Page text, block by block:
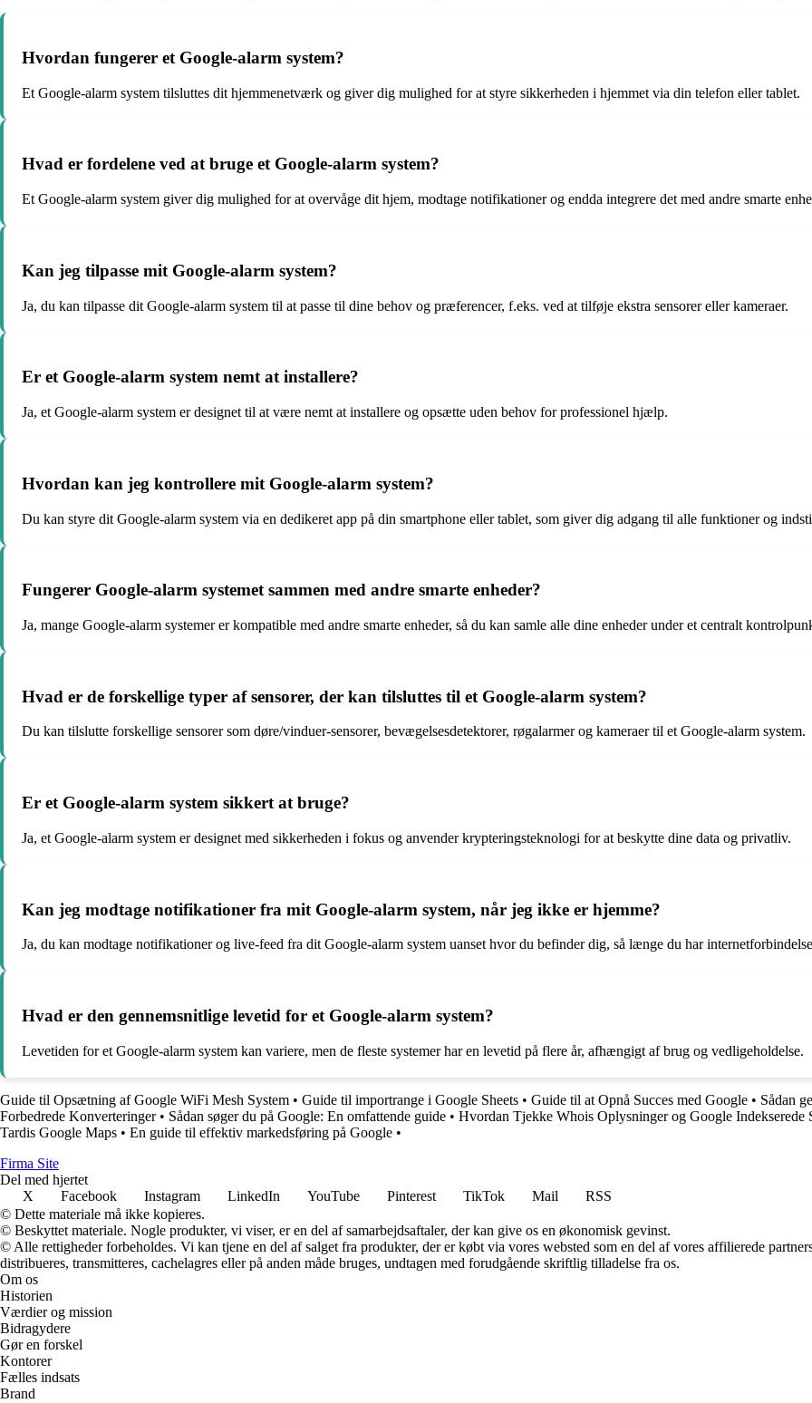
Hvordan fungerer et Google-alarm system?
Et Google-alarm system tilsluttes dit hjemmenetværk og giver dig mulighed for at styre sikkerheden i hjemmet via din telefon eller tablet.
Hvad er fordelene ved at bruge et Google-alarm system?
Et Google-alarm system giver dig mulighed for at overvåge dit hjem, modtage notifikationer og endda integrere det med andre smarte
Kan jeg tilpasse mit Google-alarm system?
Ja, du kan tilpasse dit Google-alarm system til at passe til dine behov og præferencer, f.eks. ved at tilføje ekstra sensorer eller kameraer.
Er et Google-alarm system nemt at installere?
Ja, et Google-alarm system er designet til at være nemt at installere og opsætte uden behov for professionel hjælp.
Hvordan kan jeg kontrollere mit Google-alarm system?
Du kan styre dit Google-alarm system via en dedikeret app på din smartphone eller tablet, som giver dig adgang til alle funktioner og
Fungerer Google-alarm systemet sammen med andre smarte enheder?
Ja, mange Google-alarm systemer er kompatible med andre smarte enheder, så du kan samle alle dine enheder under et centralt
Hvad er de forskellige typer af sensorer, der kan tilsluttes til et Google-alarm system?
Du kan tilslutte forskellige sensorer som døre/vinduer-sensorer, bevægelsesdetektorer, røgalarmer og kameraer til et Google-alarm system.
Er et Google-alarm system sikkert at bruge?
Ja, et Google-alarm system er designet med sikkerheden i fokus og anvender krypteringsteknologi for at beskytte dine data og privatliv.
Kan jeg modtage notifikationer fra mit Google-alarm system, når jeg ikke er hjemme?
Ja, du kan modtage notifikationer og live-feed fra dit Google-alarm system uanset hvor du befinder dig, så længe du har
Hvad er den gennemsnitlige levetid for et Google-alarm system?
Levetiden for et Google-alarm system kan variere, men de fleste systemer har en levetid på flere år, afhængigt af brug og vedligeholdelse.
Guide til Opsætning af Google WiFi Mesh System • Guide til importrange i Google Sheets • Guide til at Opnå Succes med Google • Sådan
Forbedrede Konverteringer• Sådan søger du på Google: En omfattende guide • Hvordan Tjekke Whois Oplysninger og Google Indekserede
Tardis Google Maps • En guide til effektiv markedsføring på Google •
Firma Site
Del med hjertet
X
Facebook Instagram LinkedIn YouTube Pinterest TikTok Mail
RSS
© Dette materiale må ikke kopieres.
© Beskyttet materiale. Nogle produkter, vi viser, er en del af samarbejdsaftaler, der kan give os en økonomisk gevinst.
© Alle rettigheder forbeholdes. Vi kan tjene en del af salget fra produkter, der er købt via vores websted som en del af vores affilierede
distribueres, transmitteres, cachelagres eller på anden måde bruges, undtagen med forudgående skriftlig tilladelse fra os.
Om os
Historien
Værdier og mission
Bidragydere
Gør en forskel
Kontorer
Fælles indsats
Brand